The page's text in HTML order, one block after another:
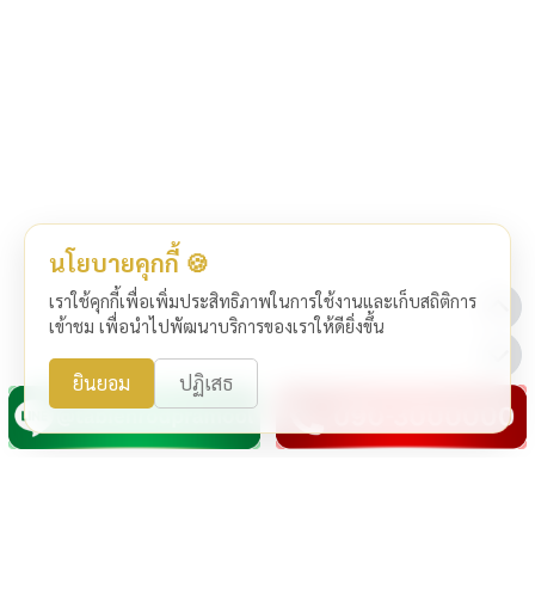
นโยบายคุกกี้ 🍪
เราใช้คุกกี้เพื่อเพิ่มประสิทธิภาพในการใช้งานและเก็บสถิติการ
เข้าชม เพื่อนำไปพัฒนาบริการของเราให้ดียิ่งขึ้น
ยินยอม ปฏิเสธ